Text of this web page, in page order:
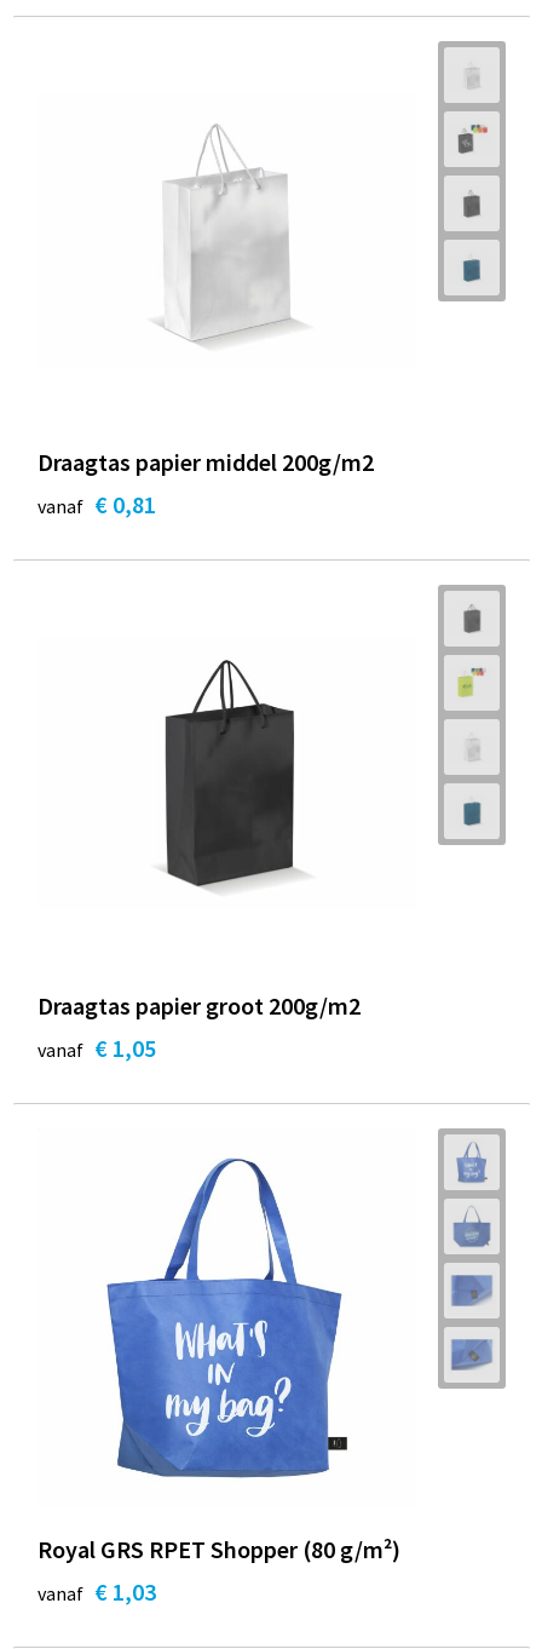
Draagtas papier middel 200g/m2
vanaf € 0,81
Draagtas papier groot 200g/m2
vanaf € 1,05
Royal GRS RPET Shopper (80 g/m²)
vanaf € 1,03